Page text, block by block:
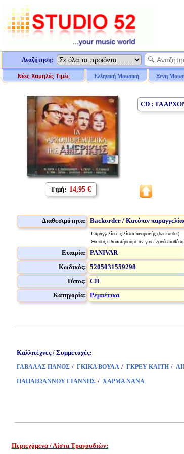
Αναζήτηση:
Νέες Χαμηλές Τιμές Ελληνική Μουσική Ξένη
Τιμή: 14,95 €
CD : ΤΑ
Διαθεσιμότητα: Backorder / Κατόπιν
Παραγγελία ως λίστα αναμονής (backorder)
Θα σας ειδοποιήσουμε αν γίνει ξανά
Εταιρία: PANIVAR
Κωδικός: 5205031559298
Τύπος: CD
Κατηγορία: Ρεμπέτικα
Καλλιτέχνες / Συμμετοχές:
ΓΑΒΑΛΑΣ ΠΑΝΟΣ / ΓΚΙΚΑ ΒΟΥΛΑ / ΓΚΡΕΥ ΚΑΙΤΗ /
ΠΑΠΑΙΩΑΝΝΟΥ ΓΙΑΝΝΗΣ / ΧΑΡΜΑ ΝΑΝΑ
Περιεχόμενα / Λίστα Τραγουδιών: